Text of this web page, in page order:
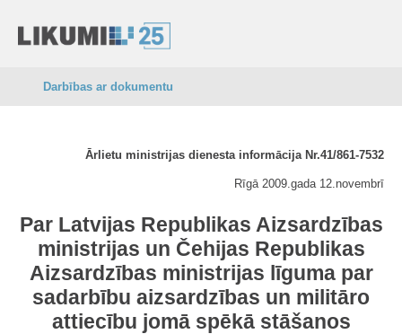
Darbības ar dokumentu
Ārlietu ministrijas dienesta informācija Nr.41/861-7532
Rīgā 2009.gada 12.novembrī
Par Latvijas Republikas Aizsardzības
ministrijas un Čehijas Republikas
Aizsardzības ministrijas līguma par
sadarbību aizsardzības un militāro
attiecību jomā spēkā stāšanos